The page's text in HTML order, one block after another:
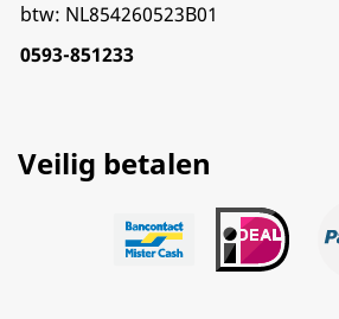
btw: NL854260523B01
0593-851233
Veilig betalen